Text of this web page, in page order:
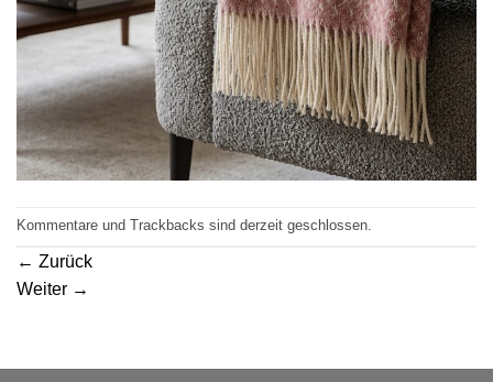
Kommentare und Trackbacks sind derzeit geschlossen.
← Zurück
Weiter →